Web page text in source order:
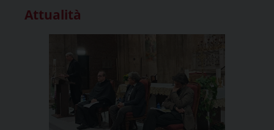
Attualità